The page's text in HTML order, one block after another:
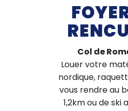
Col de
Louer votre
nordique,
vous rendre au
1,2km ou de ski